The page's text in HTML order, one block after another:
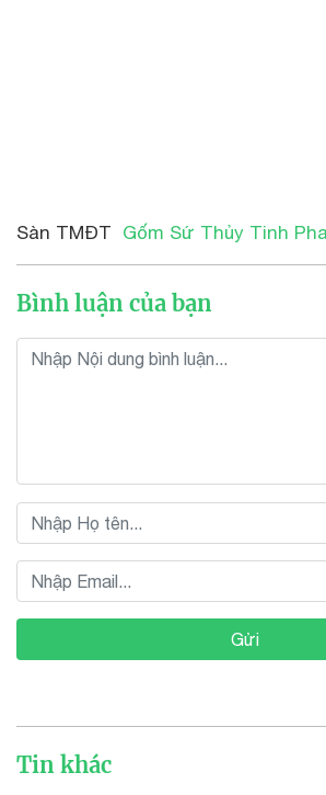
Sàn TMĐT Gốm Sứ Thủy Tinh
Bình luận của bạn
Gửi
Tin khác